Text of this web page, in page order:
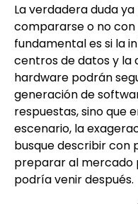
La verdadera duda
compararse o no con
fundamental es si la
centros de datos y la
hardware podrán
generación de
respuestas, sino que
escenario, la
busque describir con
preparar al mercado
podría venir después.